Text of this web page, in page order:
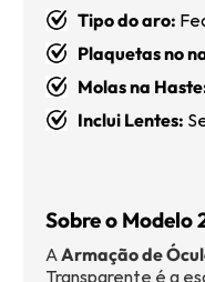
Tipo do aro:
Plaquetas no
Molas na
Inclui Lentes:
Sobre o Modelo
AArmação de
Transparente é a